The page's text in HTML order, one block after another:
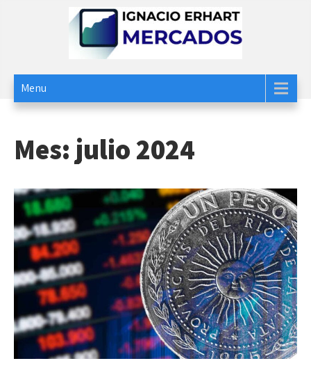
Ignacio Erhart
Mercados
Menu
Mes: julio 2024